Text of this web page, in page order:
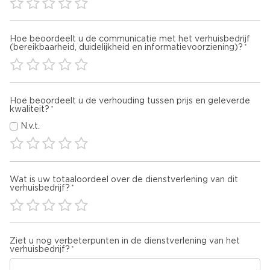
Hoe beoordeelt u de communicatie met het verhuisbedrijf
(bereikbaarheid, duidelijkheid en informatievoorziening)?
Hoe beoordeelt u de verhouding tussen prijs en geleverde
kwaliteit?
N.v.t.
Wat is uw totaaloordeel over de dienstverlening van dit
verhuisbedrijf?
Ziet u nog verbeterpunten in de dienstverlening van het
verhuisbedrijf?